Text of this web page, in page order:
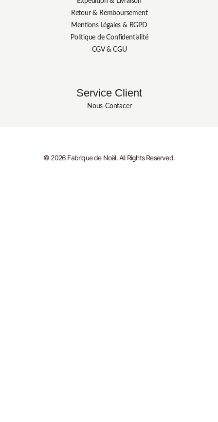
Retour & Remboursement
Mentions Légales & RGPD
Politique de Confidentialité
CGV & CGU
Service Client
Nous-Contacer
© 2026 Fabrique de Noël. All Rights Reserved.